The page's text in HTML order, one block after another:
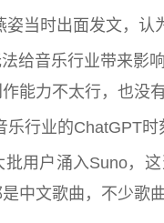
姿当时出面发文，认
给音乐行业带来影
能力不太行，也没有
行业的ChatGPT时
批用户涌入Suno，
中文歌曲，不少歌